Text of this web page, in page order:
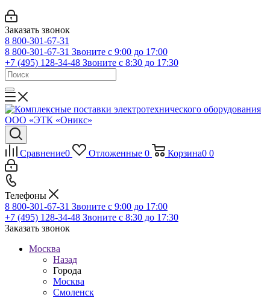
Заказать звонок
8 800-301-67-31
8 800-301-67-31 Звоните с 9:00 до 17:00
+7 (495) 128-34-48 Звоните с 8:30 до 17:30
Сравнение0 Отложенные 0 Корзина0 0
Телефоны
8 800-301-67-31 Звоните с 9:00 до 17:00
+7 (495) 128-34-48 Звоните с 8:30 до 17:30
Заказать звонок
Москва
Назад
Города
Москва
Смоленск